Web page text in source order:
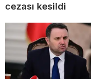
cezası kesildi